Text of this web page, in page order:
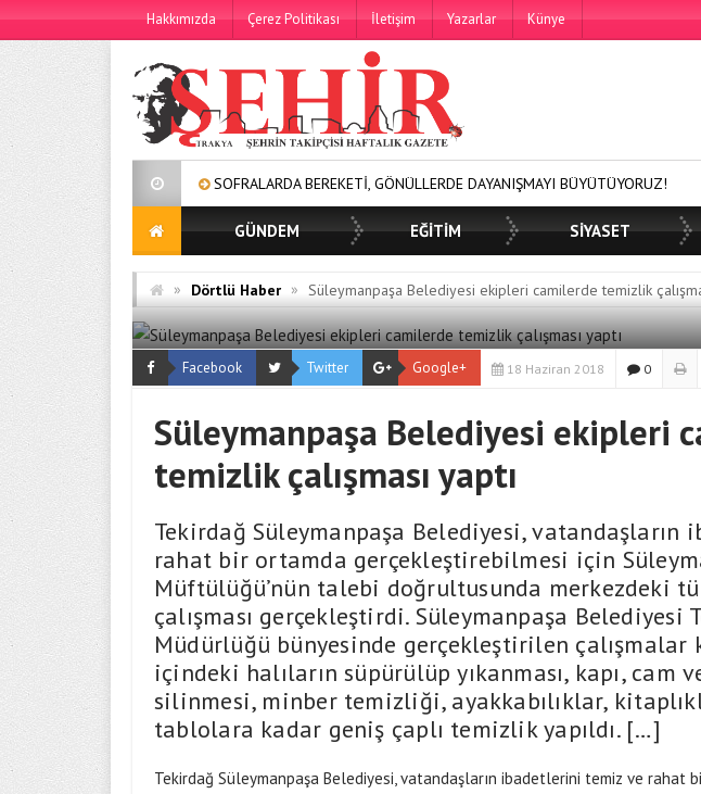
Hakkımızda Çerez Politikası İletişim Yazarlar Künye
SOFRALARDA BEREKETİ, GÖNÜLLERDE DAYANIŞMAYI BÜYÜTÜYORUZ! 250 BİN
GÜNDEM EĞİTİM SİYASET
» Dörtlü Haber » Süleymanpaşa Belediyesi ekipleri camilerde temizlik
Facebook Twitter Google+ 18 Haziran 2018 0
Süleymanpaşa Belediyesi ekipleri
temizlik çalışması yaptı
Tekirdağ Süleymanpaşa Belediyesi,
rahat bir ortamda gerçekleştirebilmesi için
Müftülüğü’nün talebi doğrultusunda merkezdeki
çalışması gerçekleştirdi. Süleymanpaşa Belediyesi
Müdürlüğü bünyesinde gerçekleştirilen çalışmalar
içindeki halıların süpürülüp yıkanması, kapı, cam
silinmesi, minber temizliği, ayakkabılıklar,
tablolara kadar geniş çaplı temizlik yapıldı. […]
Tekirdağ Süleymanpaşa Belediyesi, vatandaşların ibadetlerini temiz ve rahat